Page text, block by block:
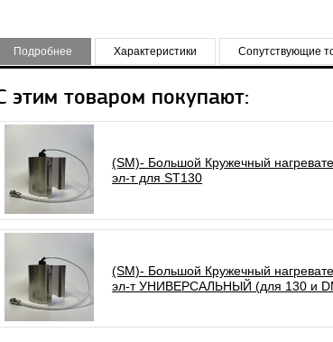
Подробнее Характеристики Сопутствующие
этим товаром покупают:
(SM)- Большой Кружечный
эл-т для ST130
(SM)- Большой Кружечный
эл-т УНИВЕРСАЛЬНЫЙ (для 130 и